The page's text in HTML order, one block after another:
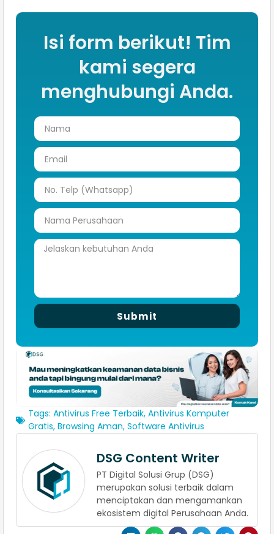
Isi form berikut! Tim
kami segera
menghubungi Anda.
Submit
Tags: Antivirus Free Terbaik, Antivirus Komputer
Gratis, Browsing Aman, Software Antivirus
DSG Content Writer
PT Digital Solusi Grup (DSG)
merupakan solusi terbaik dalam
menciptakan dan mengamankan
ekosistem digital Perusahaan Anda.